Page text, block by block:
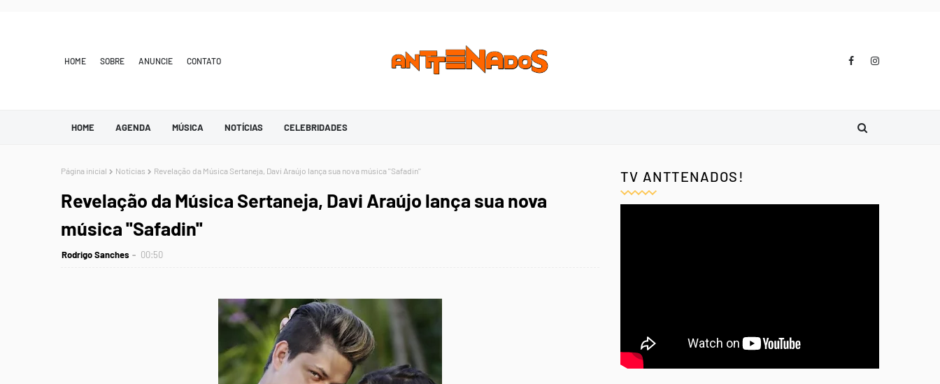
HOME SOBRE ANUNCIE CONTATO
HOME AGENDA MÚSICA NOTÍCIAS CELEBRIDADES
Página inicial Notícias Revelação da Música Sertaneja, Davi Araújo lança sua nova música ''Safadin''
Revelação da Música Sertaneja, Davi Araújo lança sua nova
música ''Safadin''
Rodrigo Sanches 00:50
TV ANTTENADOS!